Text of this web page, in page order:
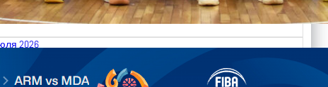
2026
Armenia vs Moldova FIBA U18 EuroBasket 2026,
C